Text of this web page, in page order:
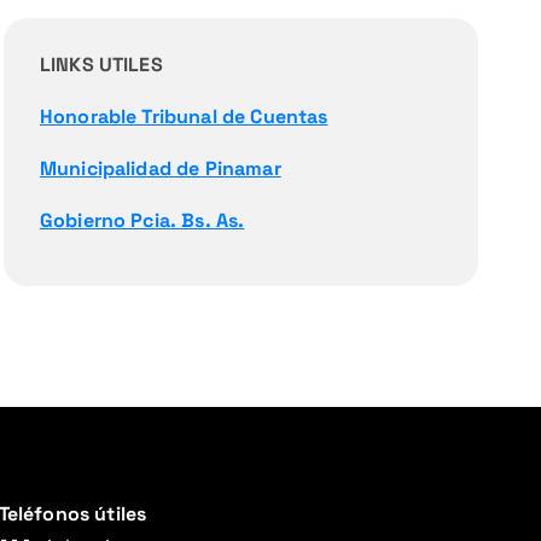
LINKS UTILES
Honorable Tribunal de Cuentas
Municipalidad de Pinamar
Gobierno Pcia. Bs. As.
Teléfonos útiles